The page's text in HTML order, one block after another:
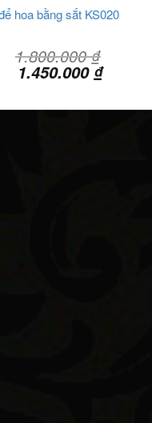
hoa bằng sắt KS020
1.800.000₫
Giá
1.450.000₫Giá